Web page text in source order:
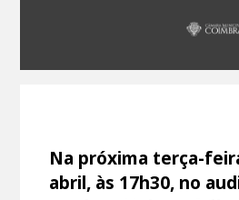
Na próxima terça-
abril, às 17h30, no